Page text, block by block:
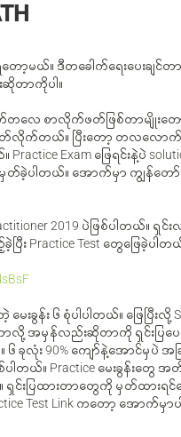
တော့မယ်။ ဒီတခေါက်ရေးပေးချင်
ဆိုတာကိုပါ။
ေ စာလိုက်ဖတ်ဖြစ်တာမျိုးတော့
တ်လိုက်တယ်။ ပြီးတော့ တလလော
Exam ဖြေရင်းနဲ့ပဲ
မှတ်ခဲ့ပါတယ်။ အောက်မှာ ကျွန်တော်
2019 ပဲဖြစ်ပါတယ်။ ရှင်
Practice Test တွေဖြေခဲ့ပါတ
းခွန်း ၆ စုံပါပါတယ်။ ဖြေပြီးလို့
ာလို့ အမှန်လည်းဆိုတာကို ရှင်းပြပေ
၆ ခုလုံး 90% ကျော်နဲ့အောင်မှပဲ အခ
တယ်။ Practice မေးခွန်းတွေ အ
ရှင်းပြထားတာတွေကို မှတ်ထားရင်
Test Link ကတော့ အောက်မှာပါ